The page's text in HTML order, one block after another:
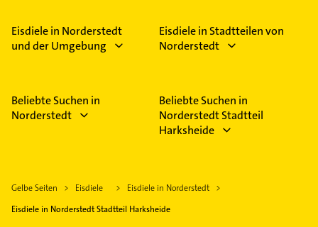
Eisdiele in Norderstedt
und der Umgebung
Eisdiele in Stadtteilen von
Norderstedt
Beliebte Suchen in
Norderstedt
Beliebte Suchen in
Norderstedt Stadtteil
Harksheide
Gelbe Seiten Eisdiele
Eisdiele in Norderstedt
Eisdiele in Norderstedt Stadtteil Harksheide